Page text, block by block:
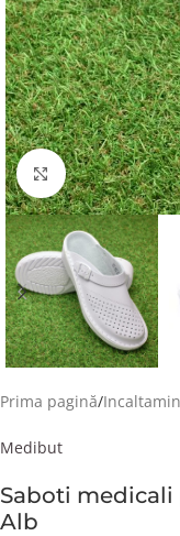
Faceți click
Prima pagină
Medibut
Saboti
Alb